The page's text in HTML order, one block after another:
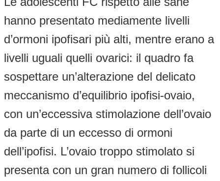
hanno presentato mediamente livelli
d’ormoni ipofisari più alti, mentre erano a
livelli uguali quelli ovarici: il quadro fa
sospettare un’alterazione del delicato
meccanismo d’equilibrio ipofisi-ovaio,
con un’eccessiva stimolazione dell’ovaio
da parte di un eccesso di ormoni
dell’ipofisi. L’ovaio troppo stimolato si
presenta con un gran numero di follicoli